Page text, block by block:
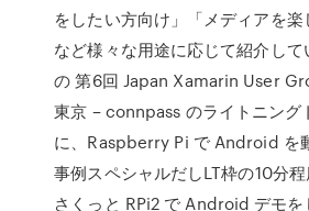
をしたい方向け」「メディアを楽
など様々な用途に応じて紹介し
の 第6回 Japan Xamarin User
東京 – connpass のライトニング
に、Raspberry Pi で Android を
事例スペシャルだしLT枠の10分
さくっと RPi2 で Android デモ